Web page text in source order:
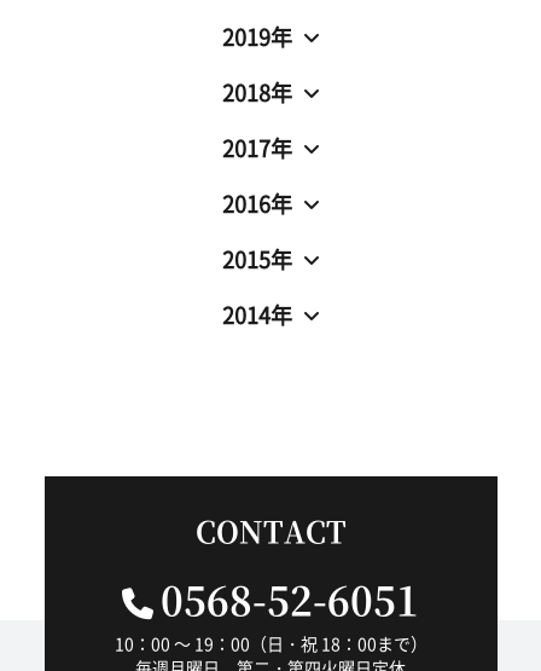
2019年
2018年
2017年
2016年
2015年
2014年
CONTACT
0568-52-6051
10：00 ～ 19：00（日・祝 18：00まで）